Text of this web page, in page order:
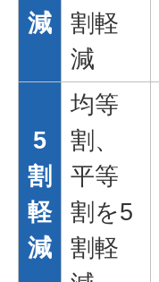
減
割軽
減
5
割
軽
減
均等
割、
平等
割を5
割軽